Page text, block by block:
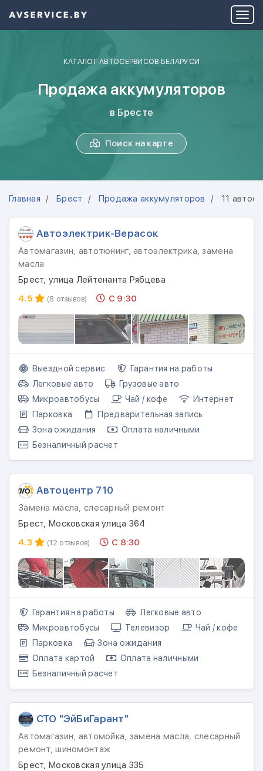
КАТАЛОГ АВТОСЕРВИСОВ БЕЛАРУСИ
Продажа аккумуляторов
в Бресте
Поиск на карте
Главная Брест Продажа аккумуляторов 11
Автоэлектрик-Верасок
Автомагазин, автотюнинг, автоэлектрика, замена
масла
Брест, улица Лейтенанта Рябцева
4.5
(8 отзывов) С 9:30
Выездной сервис
Гарантия на работы
Легковые авто
Грузовые авто
Микроавтобусы
Чай / кофе
Интернет
Парковка
Предварительная запись
Зона ожидания
Оплата наличными
Безналичный расчет
Автоцентр 710
Замена масла, слесарный ремонт
Брест, Московская улица 364
4.3
(12 отзывов) С 8:30
Гарантия на работы
Легковые авто
Микроавтобусы
Телевизор
Чай / кофе
Парковка
Зона ожидания
Оплата картой
Оплата наличными
Безналичный расчет
СТО "ЭйБиГарант"
Автомагазин, автомойка, замена масла, слесарный
ремонт, шиномонтаж
Брест, Московская улица 335